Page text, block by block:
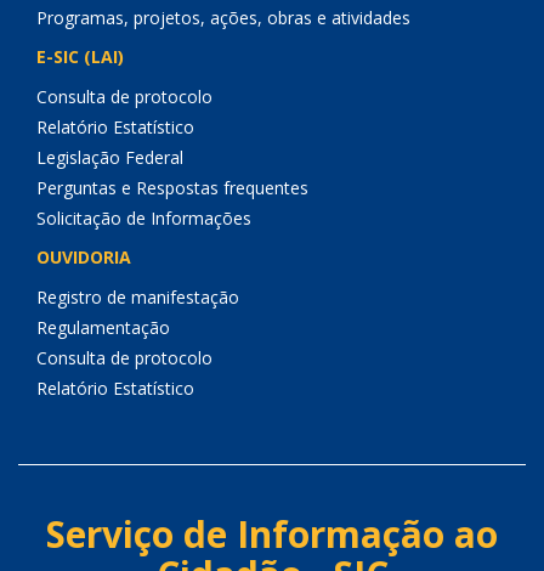
Programas, projetos, ações, obras e atividades
E-SIC (LAI)
Consulta de protocolo
Relatório Estatístico
Legislação Federal
Perguntas e Respostas frequentes
Solicitação de Informações
OUVIDORIA
Registro de manifestação
Regulamentação
Consulta de protocolo
Relatório Estatístico
Serviço de Informação ao